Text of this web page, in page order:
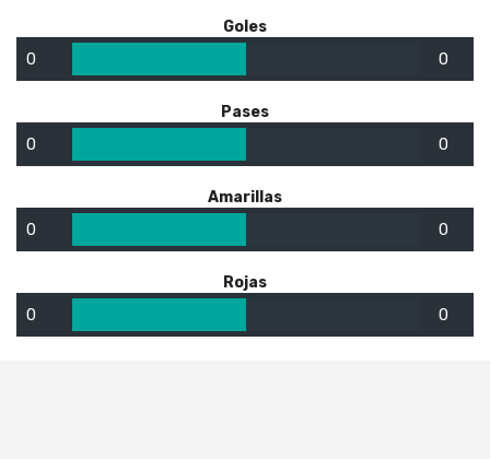
Goles
0 0
Pases
0 0
Amarillas
0 0
Rojas
0 0